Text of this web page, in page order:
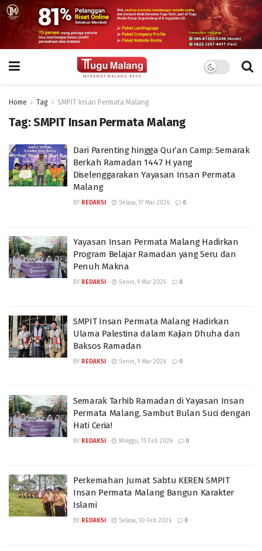
Home Tag SMPIT Insan Permata Malang
Tag:SMPIT Insan Permata Malang
Dari Parenting hingga Qur’an Camp: Semarak
Berkah Ramadan 1447 H yang
Diselenggarakan Yayasan Insan Permata
Malang
BY REDAKSI Selasa, 17 Mar 2026 0
Yayasan Insan Permata Malang Hadirkan
Program Belajar Ramadan yang Seru dan
Penuh Makna
BY REDAKSI Senin, 9 Mar 2026 0
SMPIT Insan Permata Malang Hadirkan
Ulama Palestina dalam Kajian Dhuha dan
Baksos Ramadan
BY REDAKSI Senin, 9 Mar 2026 0
Semarak Tarhib Ramadan di Yayasan Insan
Permata Malang, Sambut Bulan Suci dengan
Hati Ceria!
BY REDAKSI Minggu, 15 Feb 2026 0
Perkemahan Jumat Sabtu KEREN SMPIT
Insan Permata Malang Bangun Karakter
Islami
BY REDAKSI Selasa, 10 Feb 2026 0